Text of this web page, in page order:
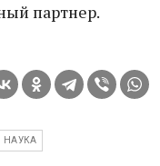
партнер.
НАУКА